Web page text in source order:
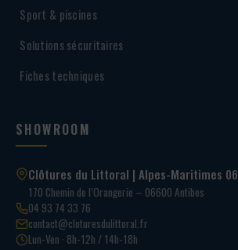
Sport & piscines
Solutions sécuritaires
Fiches techniques
SHOWROOM
Clôtures du Littoral | Alpes-Maritimes 06
170 Chemin de l’Orangerie – 06600 Antibes
04 93 74 33 76
contact@cloturesdulittoral.fr
Lun-Ven · 8h-12h / 14h-18h